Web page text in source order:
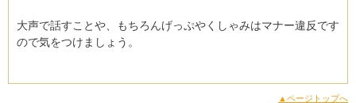
大声で話すことや、もちろんげっぷやくしゃみはマナー違反です
ので気をつけましょう。
▲ページトップへ